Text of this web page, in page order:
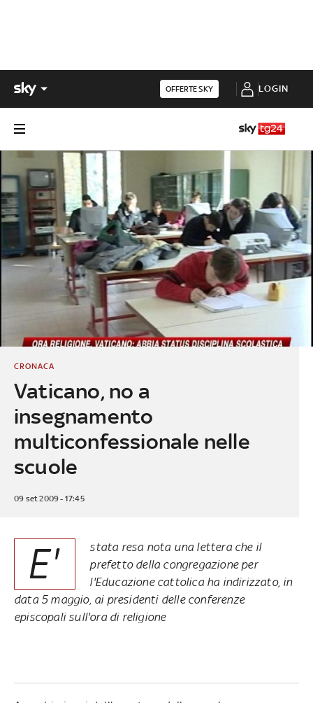
OFFERTE SKY LOGIN
Vaticano, no a
insegnamento
multiconfessionale nelle
scuole
CRONACA
09 set 2009 - 17:45
E'
stata resa nota una lettera che il
prefetto della congregazione per
l'Educazione cattolica ha indirizzato, in
data 5 maggio, ai presidenti delle conferenze
episcopali sull'ora di religione